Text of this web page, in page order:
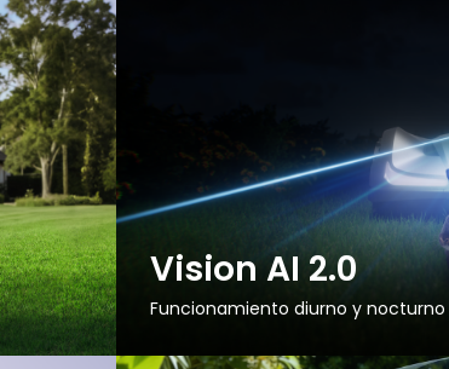
Vision AI 2.0
Funcionamiento diurno y nocturno